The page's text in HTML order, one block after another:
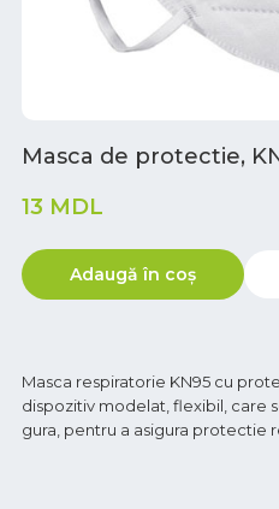
Masca de protectie,
13 MDL
Adaugă în coș
Masca respiratorie KN95 cu
dispozitiv modelat, flexibil, care
gura, pentru a asigura protectie